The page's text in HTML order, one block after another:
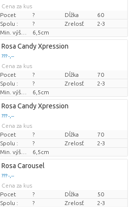
Cena za kus
Pocet
? Dĺžka
60
Spolu :
? Zrelosť
2-3
Min. výška kvetných pukov
6,5cm
Rosa Candy Xpression
??? -,--
Cena za kus
Pocet
? Dĺžka
70
Spolu :
? Zrelosť
2-3
Min. výška kvetných pukov
6,5cm
Rosa Candy Xpression
??? -,--
Cena za kus
Pocet
? Dĺžka
70
Spolu :
? Zrelosť
2-3
Min. výška kvetných pukov
6,5cm
Rosa Carousel
??? -,--
Cena za kus
Pocet
? Dĺžka
50
Spolu :
? Zrelosť
2-3